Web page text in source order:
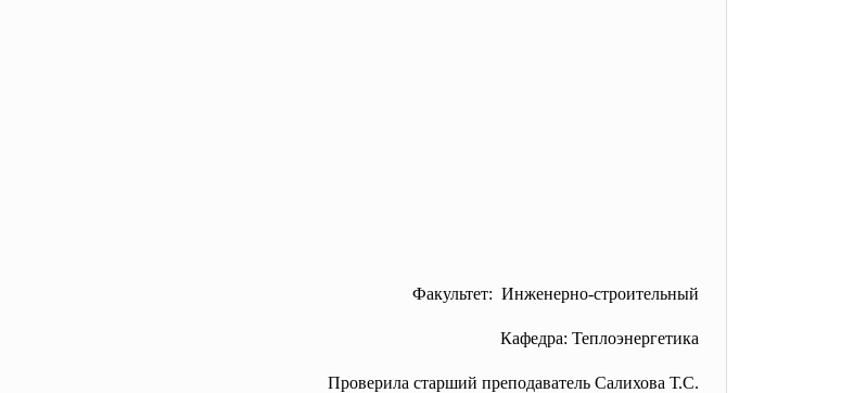
Факультет: Инженерно-строительный
Кафедра: Теплоэнергетика
Проверила старший преподаватель Салихова Т.С.